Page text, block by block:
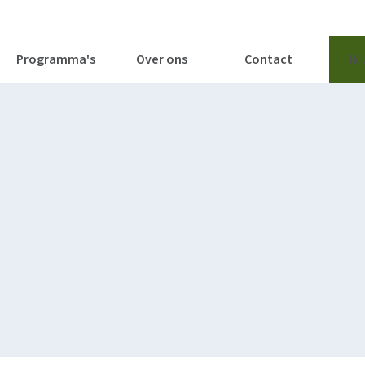
Programma's Over ons Contact Ik